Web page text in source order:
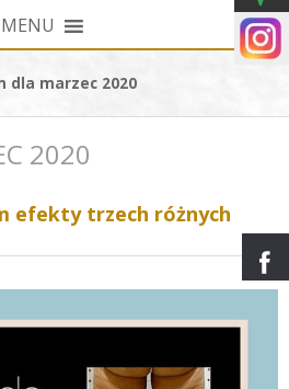
MENU
dla marzec 2020
2020
efekty trzech różnych